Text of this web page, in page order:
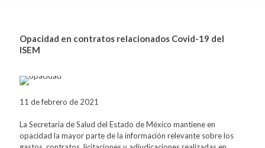
Opacidad en contratos relacionados Covid-19 del
ISEM
11 de febrero de 2021
La Secretaria de Salud del Estado de México mantiene en
opacidad la mayor parte de la información relevante sobre los